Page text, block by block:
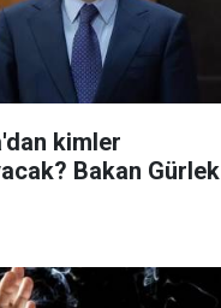
kimler
Bakan Gürlek